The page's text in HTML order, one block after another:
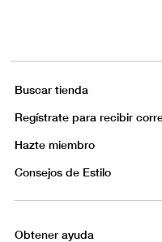
Buscar tienda
Regístrate para recibir
Hazte miembro
Consejos de Estilo
Obtener ayuda